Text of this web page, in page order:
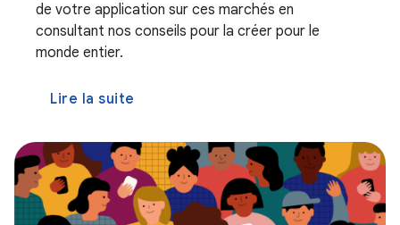
de votre application sur ces marchés en
consultant nos conseils pour la créer pour le
monde entier.
Lire la suite